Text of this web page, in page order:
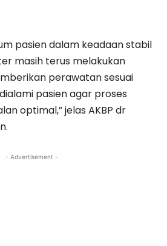
pasien dalam keadaan stabil
masih terus melakukan
perawatan sesuai
pasien agar proses
optimal,” jelas AKBP dr
- Advertisement -